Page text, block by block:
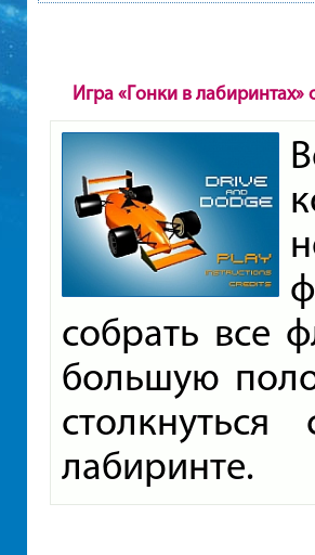
Игра «Гонки в лабиринтах»
собрать все
большую
лабиринте.